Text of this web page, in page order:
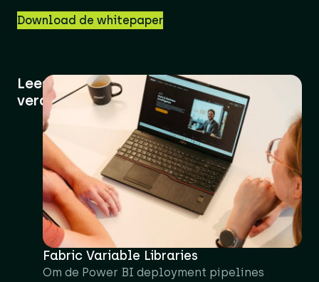
Download de whitepaper
Lees
verder
Fabric Variable Libraries
Om de Power BI deployment pipelines